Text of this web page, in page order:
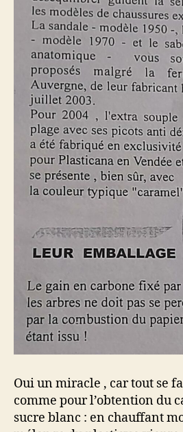
Oui un miracle , car tout se
comme pour l’obtention du
sucre blanc : en chauffant